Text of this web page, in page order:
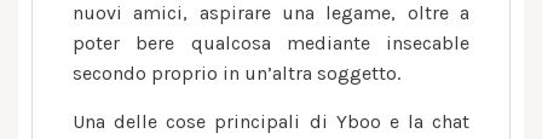
nuovi amici, aspirare una legame, oltre a
poter bere qualcosa mediante insecable
secondo proprio in un’altra soggetto.
Una delle cose principali di Yboo e la chat